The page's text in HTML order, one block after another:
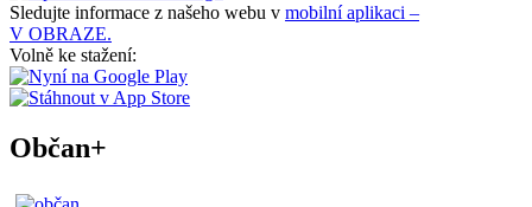
Sledujte informace z našeho webu v mobilní aplikaci –
V OBRAZE.
Volně ke stažení:
Občan+